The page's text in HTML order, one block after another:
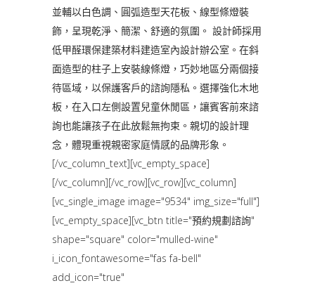
並輔以白色調、圓弧造型天花板、線型條燈裝
飾，呈現乾淨、簡潔、舒適的氛圍。 設計師採用
低甲醛環保建築材料建造室內設計辦公室。在斜
面造型的柱子上安裝線條燈，巧妙地區分兩個接
待區域，以保護客戶的諮詢隱私。選擇強化木地
板，在入口左側設置兒童休閒區，讓賓客前來諮
詢也能讓孩子在此放鬆無拘束。親切的設計理
念，體現重視親密家庭情感的品牌形象。
[/vc_column_text][vc_empty_space]
[/vc_column][/vc_row][vc_row][vc_column]
[vc_single_image image="9534" img_size="full"]
[vc_empty_space][vc_btn title="預約規劃諮詢"
shape="square" color="mulled-wine"
i_icon_fontawesome="fas fa-bell"
add_icon="true"